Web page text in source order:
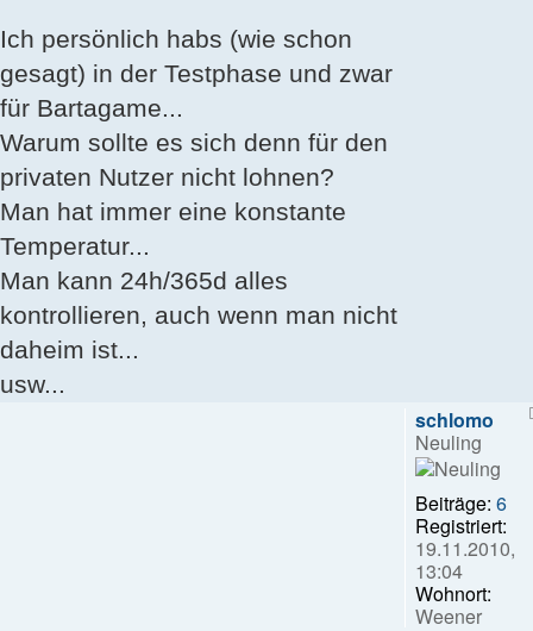
Ich persönlich habs (wie schon
gesagt) in der Testphase und zwar
für Bartagame...
Warum sollte es sich denn für den
privaten Nutzer nicht lohnen?
Man hat immer eine konstante
Temperatur...
Man kann 24h/365d alles
kontrollieren, auch wenn man nicht
daheim ist...
usw...
schlomo
Neuling
Beiträge: 6
Registriert:
19.11.2010,
13:04
Wohnort:
Weener